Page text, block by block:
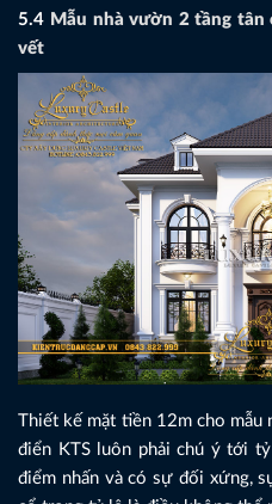
5.4 Mẫu nhà vườn 2 tầng tân
vết
Thiết kế mặt tiền 12m cho
điển KTS luôn phải chú ý tới
điểm nhấn và có sự đối xứng,